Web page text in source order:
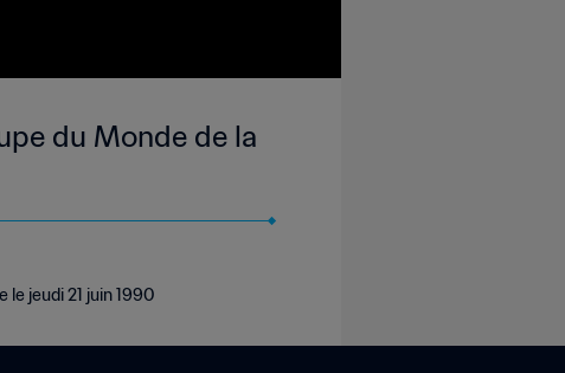
du Monde de la
le jeudi 21 juin 1990